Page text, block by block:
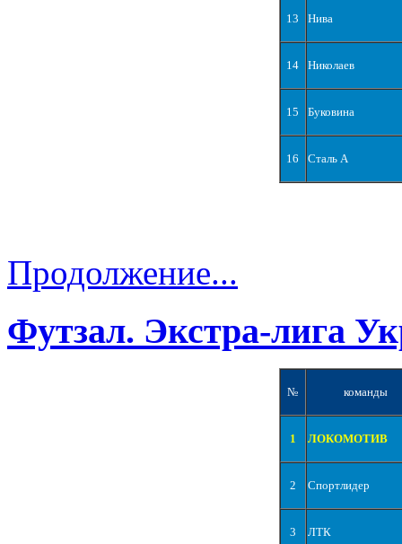
13 Нива
14 Николаев
15 Буковина
16 Сталь А
Продолжение...
Футзал. Экстра-лига
№ команды
1 ЛОКОМОТИВ
2 Спортлидер
3 ЛТК